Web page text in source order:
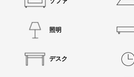
照明
デスク